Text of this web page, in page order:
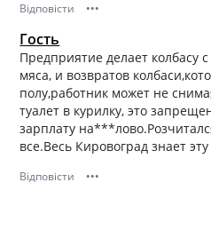
Відповісти •••
Гость
Предприятие делает колбасу
мяса, и возвратов
полу,работник может не
туалет в курилку, это
зарплату
все.Весь Кировоград знает
Відповісти •••